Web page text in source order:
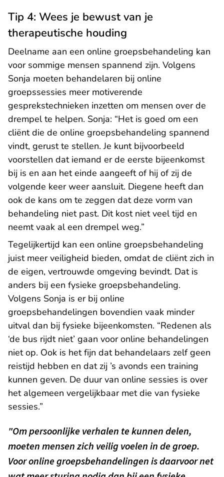
Tip 4: Wees je bewust van je
therapeutische houding
Deelname aan een online groepsbehandeling kan
voor sommige mensen spannend zijn. Volgens
Sonja moeten behandelaren bij online
groepssessies meer motiverende
gesprekstechnieken inzetten om mensen over de
drempel te helpen. Sonja: “Het is goed om een
cliënt die de online groepsbehandeling spannend
vindt, gerust te stellen. Je kunt bijvoorbeeld
voorstellen dat iemand er de eerste bijeenkomst
bij is en aan het einde aangeeft of hij of zij de
volgende keer weer aansluit. Diegene heeft dan
ook de kans om te zeggen dat deze vorm van
behandeling niet past. Dit kost niet veel tijd en
neemt vaak al een drempel weg.”
Tegelijkertijd kan een online groepsbehandeling
juist meer veiligheid bieden, omdat de cliënt zich in
de eigen, vertrouwde omgeving bevindt. Dat is
anders bij een fysieke groepsbehandeling.
Volgens Sonja is er bij online
groepsbehandelingen bovendien vaak minder
uitval dan bij fysieke bijeenkomsten. “Redenen als
‘de bus rijdt niet’ gaan voor online behandelingen
niet op. Ook is het fijn dat behandelaars zelf geen
reistijd hebben en dat zij ’s avonds een training
kunnen geven. De duur van online sessies is over
het algemeen vergelijkbaar met die van fysieke
sessies.”
"Om persoonlijke verhalen te kunnen delen,
moeten mensen zich veilig voelen in de groep.
Voor online groepsbehandelingen is daarvoor net